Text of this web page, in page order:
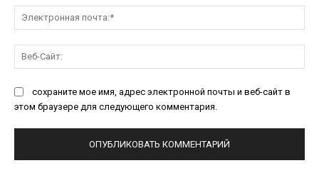
сохраните мое имя, адрес электронной почты и веб-сайт в
этом браузере для следующего комментария.